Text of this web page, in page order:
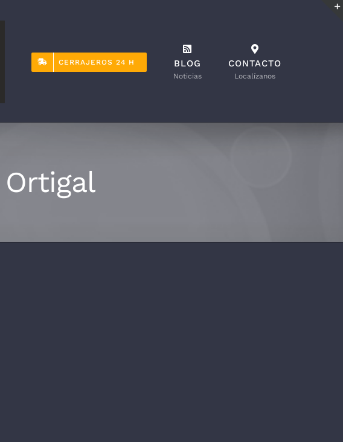
CERRAJEROS 24 H BLOG
Noticias
CONTACTO
Localízanos